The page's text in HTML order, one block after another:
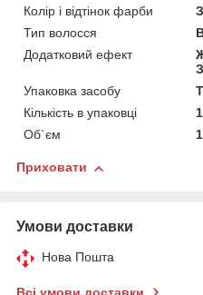
Колір і відтінок фарби
Тип волосся
Додатковий ефект
Упаковка засобу
Кількість в упаковці
Об`єм
Приховати
Умови доставки
Нова Пошта